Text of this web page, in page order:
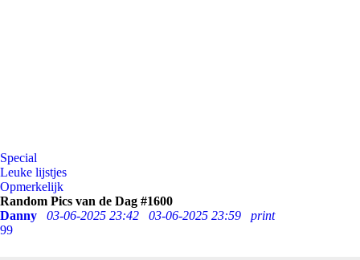
Special
Leuke lijstjes
Opmerkelijk
Random Pics van de Dag #1600
Danny
03-06-2025 23:42 03-06-2025 23:59
print
99